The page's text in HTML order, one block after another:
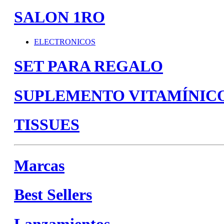
SALON 1RO
ELECTRONICOS
SET PARA REGALO
SUPLEMENTO
TISSUES
Marcas
Best Sellers